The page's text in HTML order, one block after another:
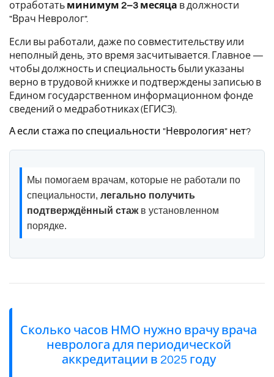
отработать минимум 2–3 месяца в должности
"Врач Невролог".
Если вы работали, даже по совместительству или
неполный день, это время засчитывается. Главное —
чтобы должность и специальность были указаны
верно в трудовой книжке и подтверждены записью в
Едином государственном информационном фонде
сведений о медработниках (ЕГИСЗ).
А если стажа по специальности "Неврология" нет?
Мы помогаем врачам, которые не работали по
специальности, легально получить
подтверждённый стажв установленном
порядке.
Сколько часов НМО нужно врачу врача
невролога для периодической
аккредитации в 2025 году